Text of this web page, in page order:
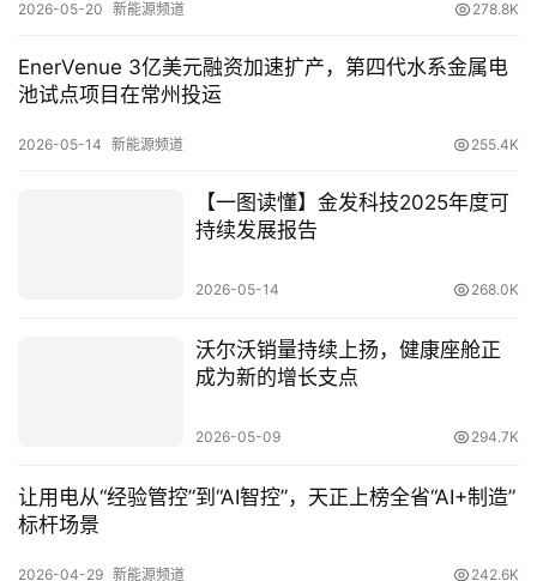
2026-05-20 新能源频道 278.8K
EnerVenue 3亿美元融资加速扩产，第四代水系金属电
池试点项目在常州投运
2026-05-14 新能源频道 255.4K
【一图读懂】金发科技2025年度可
持续发展报告
2026-05-14 268.0K
沃尔沃销量持续上扬，健康座舱正
成为新的增长支点
2026-05-09 294.7K
让用电从“经验管控”到“AI智控”，天正上榜全省“AI+制造”
标杆场景
2026-04-29 新能源频道 242.6K